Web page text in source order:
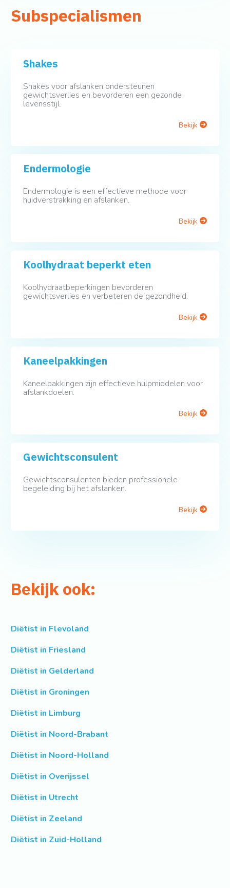
Subspecialismen
Shakes
Shakes voor afslanken ondersteunen
gewichtsverlies en bevorderen een gezonde
levensstijl.
Bekijk
Endermologie
Endermologie is een effectieve methode voor
huidverstrakking en afslanken.
Bekijk
Koolhydraat beperkt eten
Koolhydraatbeperkingen bevorderen
gewichtsverlies en verbeteren de gezondheid.
Bekijk
Kaneelpakkingen
Kaneelpakkingen zijn effectieve hulpmiddelen voor
afslankdoelen.
Bekijk
Gewichtsconsulent
Gewichtsconsulenten bieden professionele
begeleiding bij het afslanken.
Bekijk
Bekijk ook:
Diëtist in Flevoland
Diëtist in Friesland
Diëtist in Gelderland
Diëtist in Groningen
Diëtist in Limburg
Diëtist in Noord-Brabant
Diëtist in Noord-Holland
Diëtist in Overijssel
Diëtist in Utrecht
Diëtist in Zeeland
Diëtist in Zuid-Holland